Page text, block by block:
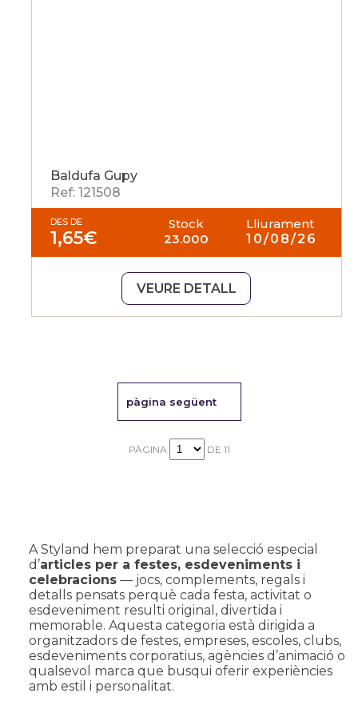
Baldufa Gupy
Ref: 121508
DES DE
1,65€
Stock
23.000
Lliurament
10/08/26
VEURE DETALL
pàgina següent
PÀGINA DE 11
A Styland hem preparat una selecció especial
d’articles per a festes, esdeveniments i
celebracions— jocs, complements, regals i
detalls pensats perquè cada festa, activitat o
esdeveniment resulti original, divertida i
memorable. Aquesta categoria està dirigida a
organitzadors de festes, empreses, escoles, clubs,
esdeveniments corporatius, agències d’animació o
qualsevol marca que busqui oferir experiències
amb estil i personalitat.